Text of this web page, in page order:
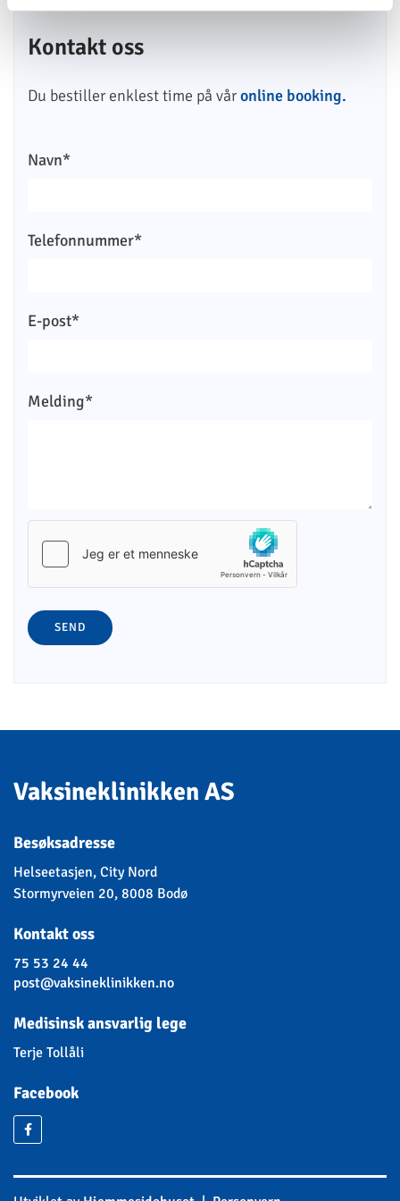
Kontakt oss
Du bestiller enklest time på våronline booking.
Navn*
Telefonnummer*
E-post*
Melding*
Vaksineklinikken AS
Besøksadresse
Helseetasjen, City Nord
Stormyrveien 20, 8008 Bodø
Kontakt oss
75 53 24 44
post@vaksineklinikken.no
Medisinsk ansvarlig lege
Terje Tollåli
Facebook